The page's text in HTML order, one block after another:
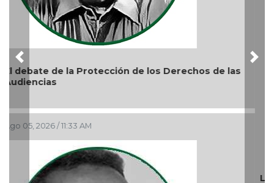
La devoción protege la doctrina y nos lleva a no
reprimir el amor a Dios
Ago 04, 2026 / 9:32 AM